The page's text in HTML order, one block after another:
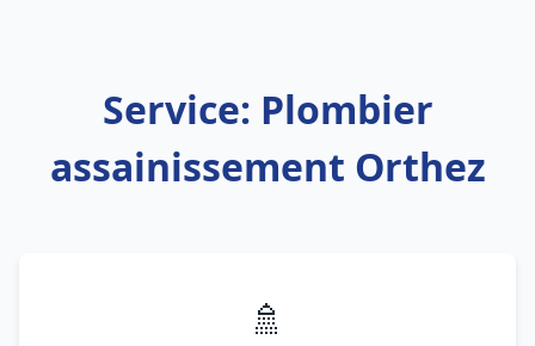
Service: Plombier
assainissement Orthez
🚿